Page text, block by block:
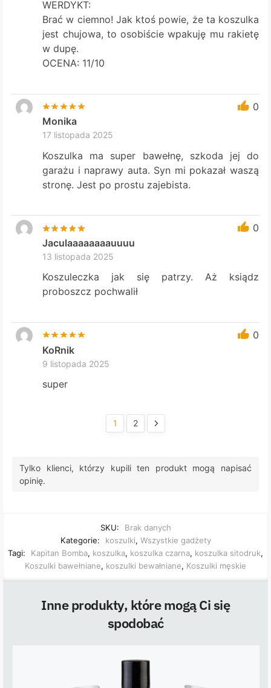
WERDYKT:
Brać w ciemno! Jak ktoś powie, że ta koszulka
jest chujowa, to osobiście wpakuję mu rakietę
w dupę.
OCENA: 11/10
0
Monika
17 listopada 2025
Koszulka ma super bawełnę, szkoda jej do
garażu i naprawy auta. Syn mi pokazał waszą
stronę. Jest po prostu zajebista.
0
Jaculaaaaaaaauuuu
13 listopada 2025
Koszuleczka jak się patrzy. Aż ksiądz
proboszcz pochwalił
0
KoRnik
9 listopada 2025
super
1 2
Tylko klienci, którzy kupili ten produkt mogą napisać
opinię.
SKU:
Brak danych
Kategorie:
koszulki, Wszystkie gadżety
Tagi:
Kapitan Bomba, koszulka, koszulka czarna, koszulka sitodruk,
Koszulki bawełniane, koszulki bewałniane, Koszulki męskie
Inne produkty, które mogą Ci się
spodobać